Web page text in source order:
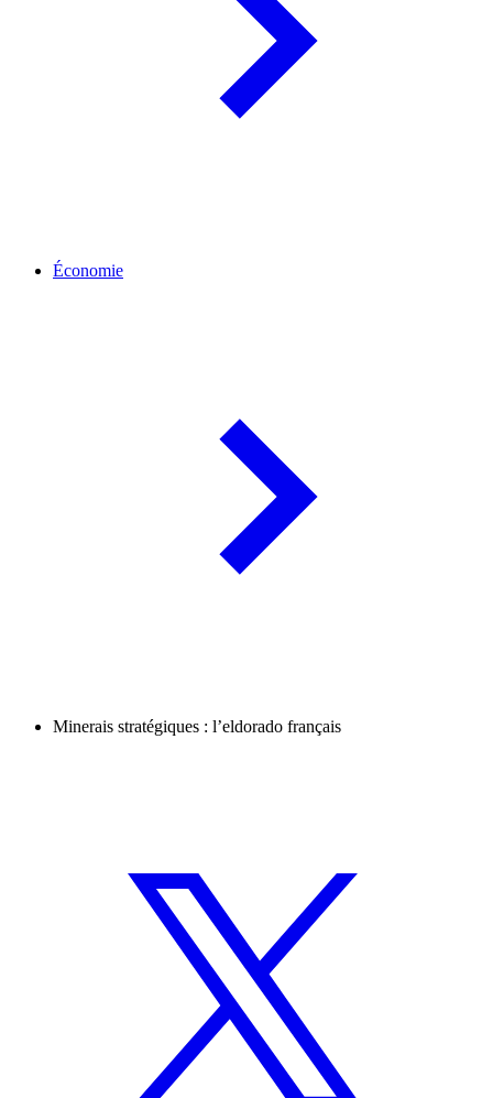
Économie
Minerais stratégiques : l’eldorado français